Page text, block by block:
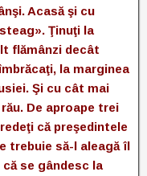
Acasă şi cu
Ţinuţi la
flămânzi decât
la marginea
Şi cu cât mai
De aproape trei
că preşedintele
trebuie să-l aleagă îl
se gândesc la